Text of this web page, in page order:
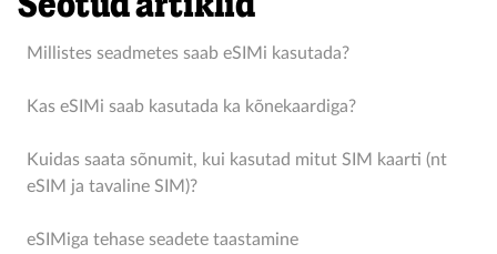
Millistes seadmetes saab eSIMi kasutada?
Kas eSIMi saab kasutada ka kõnekaardiga?
Kuidas saata sõnumit, kui kasutad mitut SIM kaarti (nt
eSIM ja tavaline SIM)?
eSIMiga tehase seadete taastamine